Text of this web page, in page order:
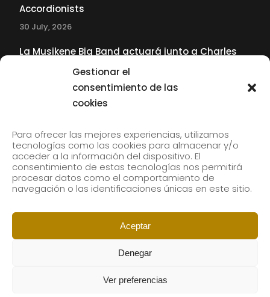
Gestionar el
consentimiento de las
cookies
Para ofrecer las mejores experiencias, utilizamos
tecnologías como las cookies para almacenar y/o
acceder a la información del dispositivo. El
consentimiento de estas tecnologías nos permitirá
procesar datos como el comportamiento de
navegación o las identificaciones únicas en este sitio.
Aceptar
Denegar
Ver preferencias
Accordionists
30 July, 2026
La Musikene Big Band actuará junto a Charles
Tolliver en el 61 Jazzaldia
Subscribe to our newsletter to receive our news by
email.